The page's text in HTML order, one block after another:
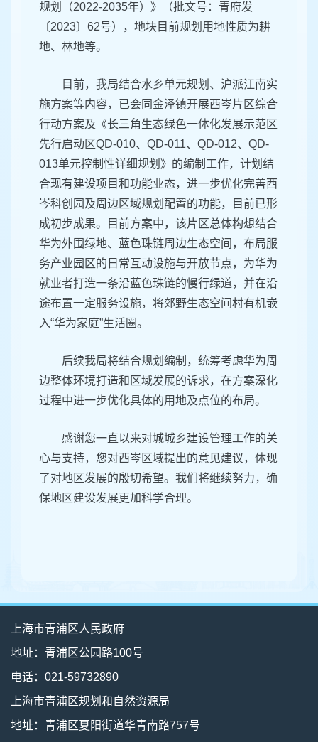
规划（2022-2035年）》（批文号：青府发
〔2023〕62号），地块目前规划用地性质为耕
地、林地等。
目前，我局结合水乡单元规划、沪派江南实
施方案等内容，已会同金泽镇开展西岑片区综合
行动方案及《长三角生态绿色一体化发展示范区
先行启动区QD-010、QD-011、QD-012、QD-
013单元控制性详细规划》的编制工作，计划结
合现有建设项目和功能业态，进一步优化完善西
岑科创园及周边区域规划配置的功能，目前已形
成初步成果。目前方案中，该片区总体构想结合
华为外围绿地、蓝色珠链周边生态空间，布局服
务产业园区的日常互动设施与开放节点，为华为
就业者打造一条沿蓝色珠链的慢行绿道，并在沿
途布置一定服务设施，将郊野生态空间村有机嵌
入“华为家庭”生活圈。
后续我局将结合规划编制，统筹考虑华为周
边整体环境打造和区域发展的诉求，在方案深化
过程中进一步优化具体的用地及点位的布局。
感谢您一直以来对城城乡建设管理工作的关
心与支持，您对西岑区域提出的意见建议，体现
了对地区发展的殷切希望。我们将继续努力，确
保地区建设发展更加科学合理。
上海市青浦区人民政府
地址：青浦区公园路100号
电话：021-59732890
上海市青浦区规划和自然资源局
地址：青浦区夏阳街道华青南路757号